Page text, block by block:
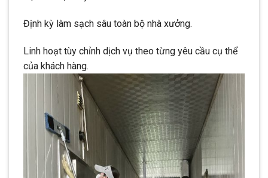
Định kỳ làm sạch sâu toàn bộ nhà xưởng.
Linh hoạt tùy chỉnh dịch vụ theo từng yêu cầu cụ thể
của khách hàng.